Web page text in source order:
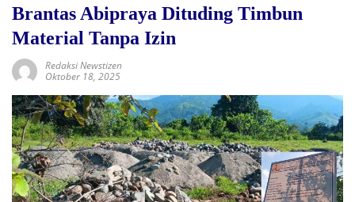
Brantas Abipraya Dituding Timbun
Material Tanpa Izin
Redaksi Newstizen
Oktober 18, 2025